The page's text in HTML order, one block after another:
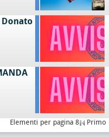
Elementi per pagina 8 Primo